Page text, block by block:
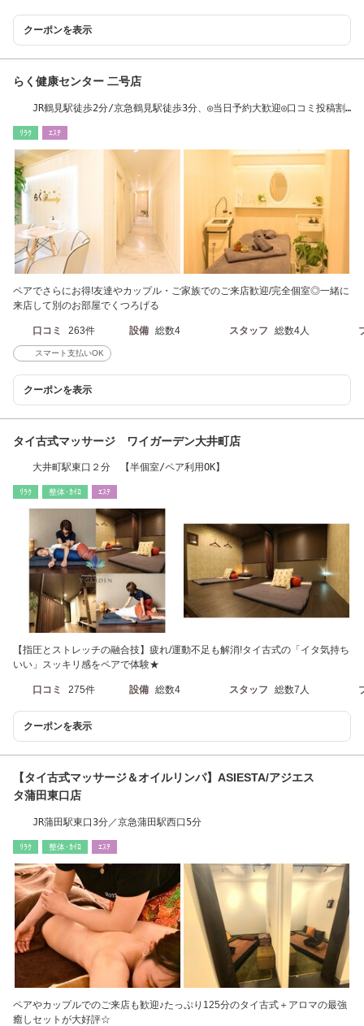
クーポンを表示
らく健康センター 二号店
JR鶴見駅徒歩2分/京急鶴見駅徒歩3分、◎当日予約大歓迎◎口コミ投稿割
ﾘﾗｸ ｴｽﾃ
ペアでさらにお得!友達やカップル・ご家族でのご来店歓迎/完全個室◎一緒に
来店して別のお部屋でくつろげる
口コミ 263件 設備 総数4 スタッフ 総数4人
スマート支払いOK
クーポンを表示
タイ古式マッサージ ワイガーデン大井町店
大井町駅東口２分 【半個室/ペア利用OK】
ﾘﾗｸ 整体･ｶｲﾛ ｴｽﾃ
【指圧とストレッチの融合技】疲れ/運動不足も解消!タイ古式の「イタ気持ち
いい」スッキリ感をペアで体験★
口コミ 275件 設備 総数4 スタッフ 総数7人
クーポンを表示
【タイ古式マッサージ＆オイルリンパ】ASIESTA/アジエス
タ蒲田東口店
JR蒲田駅東口3分／京急蒲田駅西口5分
ﾘﾗｸ 整体･ｶｲﾛ ｴｽﾃ
ペアやカップルでのご来店も歓迎♪たっぷり125分のタイ古式＋アロマの最強
癒しセットが大好評☆